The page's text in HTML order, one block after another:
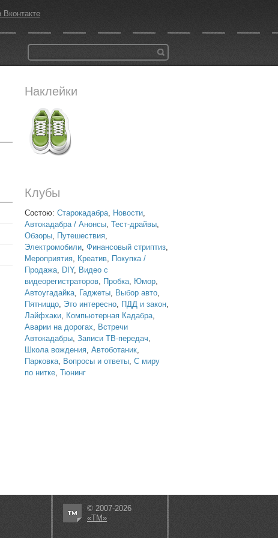
Вконтакте
Наклейки
Клубы
Состою: Старокадабра, Новости,
Автокадабра / Анонсы, Тест-драйвы,
Обзоры, Путешествия,
Электромобили, Финансовый стриптиз,
Мероприятия, Креатив, Покупка /
Продажа, DIY, Видео с
видеорегистраторов, Пробка, Юмор,
Автоугадайка, Гаджеты, Выбор авто,
Пятниццо, Это интересно, ПДД и закон,
Лайфхаки, Компьютерная Кадабра,
Аварии на дорогах, Встречи
Автокадабры, Записи ТВ-передач,
Школа вождения, Автоботаник,
Парковка, Вопросы и ответы, С миру
по нитке, Тюнинг
© 2007-2026
«ТМ»